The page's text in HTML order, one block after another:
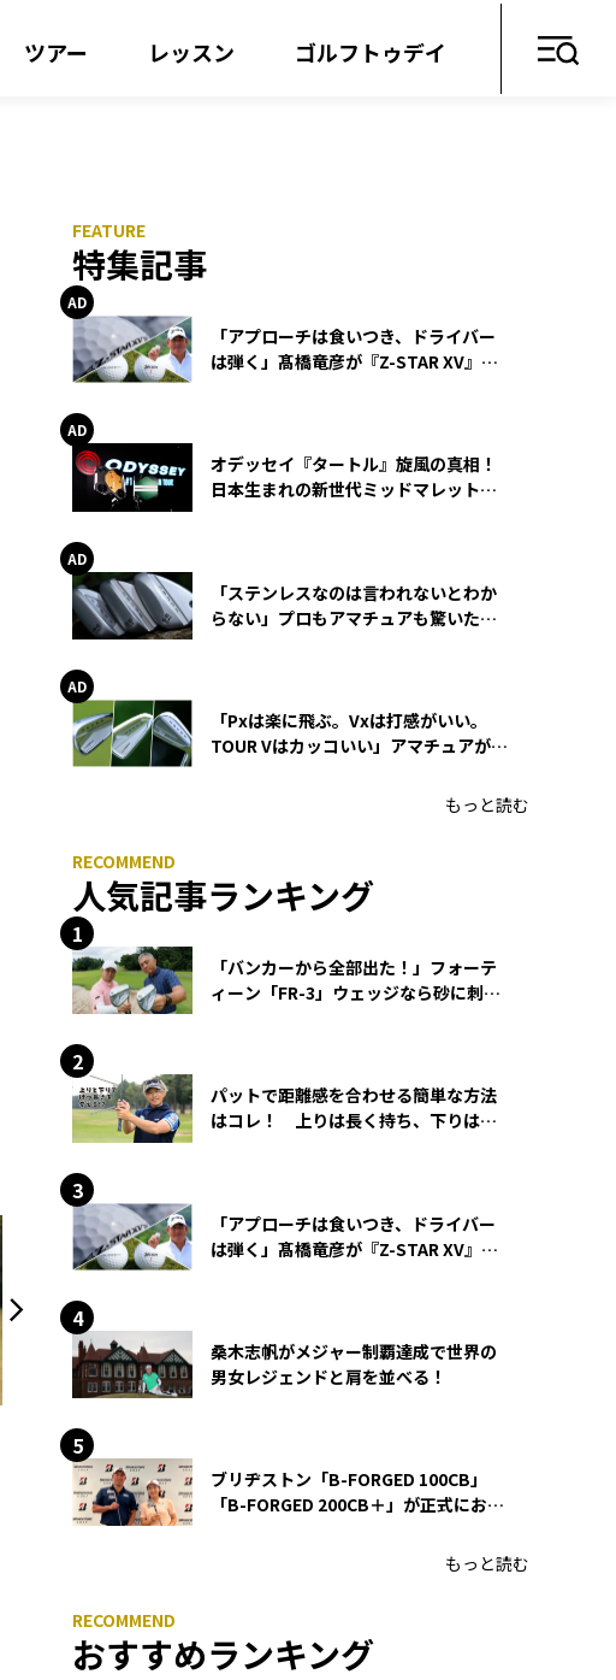
ツアー レッスン ゴルフトゥデイ
特集記事
「アプローチは食いつき、ドライバー
は弾く」髙橋竜彦が『Z-STAR XV』を
オデッセイ『タートル』旋風の真相！
日本生まれの新世代ミッドマレットが
「ステンレスなのは言われないとわか
らない」プロもアマチュアも驚いた
「Pxは楽に飛ぶ。Vxは打感がいい。
TOUR Vはカッコいい」アマチュアが選
もっと読む
人気記事ランキング
「バンカーから全部出た！」フォーテ
ィーン「FR-3」ウェッジなら砂に刺さ
パットで距離感を合わせる簡単な方法
はコレ！ 上りは長く持ち、下りは短
「アプローチは食いつき、ドライバー
は弾く」髙橋竜彦が『Z-STAR XV』を
桑木志帆がメジャー制覇達成で世界の
男女レジェンドと肩を並べる！
ブリヂストン「B-FORGED 100CB」
「B-FORGED 200CB＋」が正式にお披
もっと読む
おすすめランキング